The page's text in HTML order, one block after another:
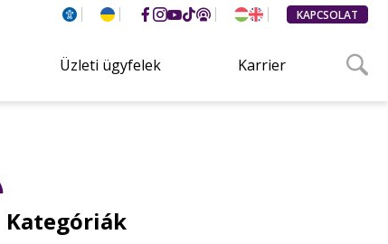
KAPCSOLAT
Üzleti ügyfelek Karrier
Kategóriák